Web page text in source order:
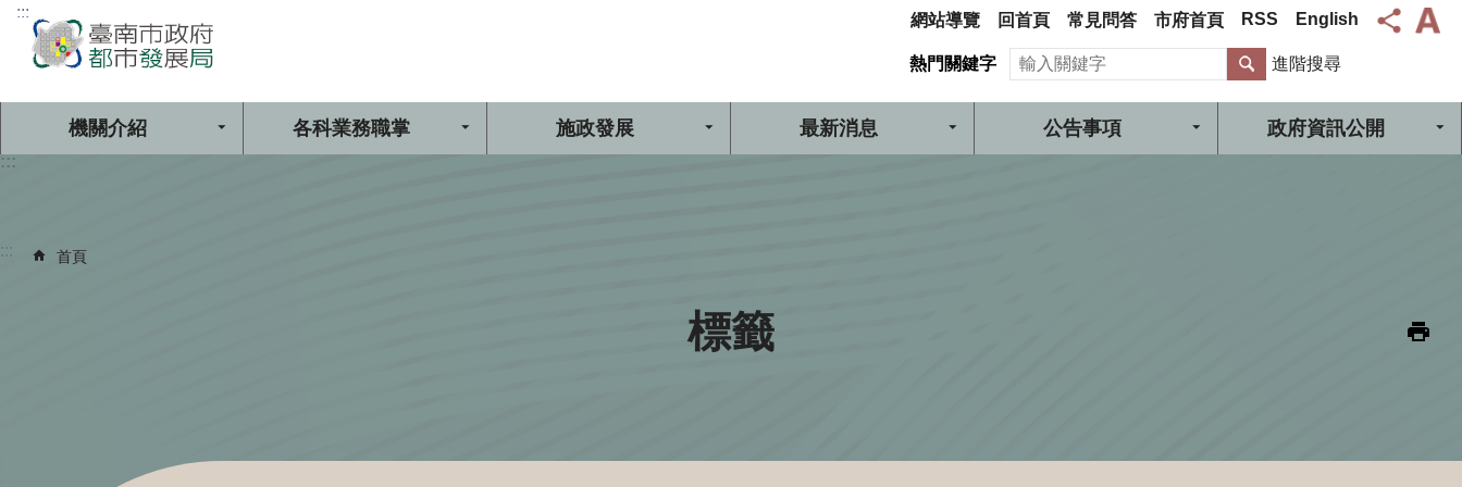
跳到主要內容區塊
::: 網站導覽 回首頁 常見問答 市府首頁 RSS English
:::
機關介紹 各科業務職掌 施政發展 最新消息 公告事項 政府資訊公開
熱門關鍵字 搜尋 進階搜尋
::: 首頁
標籤